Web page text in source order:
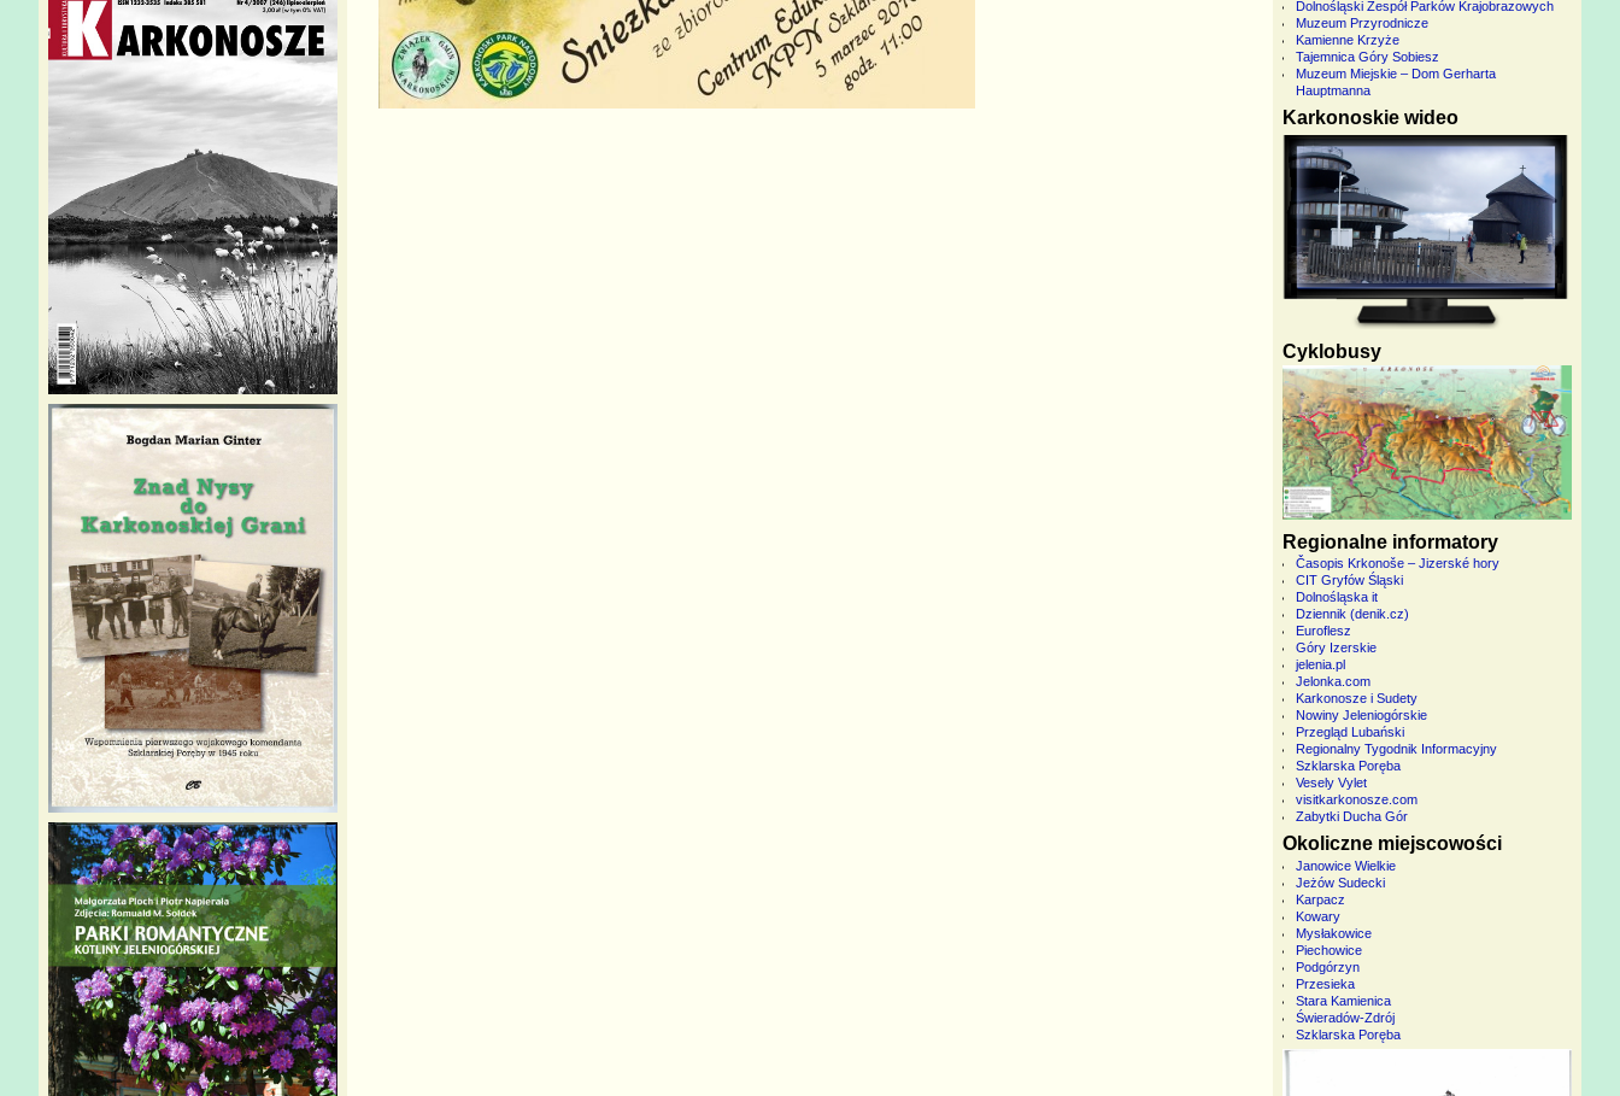
Dolnośląski Zespół Parków Krajobrazowych
Muzeum Przyrodnicze
Kamienne Krzyże
Tajemnica Góry Sobiesz
Muzeum Miejskie – Dom Gerharta
Hauptmanna
Karkonoskie wideo
Cyklobusy
Regionalne informatory
Časopis Krkonoše – Jizerské hory
CIT Gryfów Śląski
Dolnośląska it
Dziennik (denik.cz)
Euroflesz
Góry Izerskie
jelenia.pl
Jelonka.com
Karkonosze i Sudety
Nowiny Jeleniogórskie
Przegląd Lubański
Regionalny Tygodnik Informacyjny
Szklarska Poręba
Vesely Vylet
visitkarkonosze.com
Zabytki Ducha Gór
Okoliczne miejscowości
Janowice Wielkie
Jeżów Sudecki
Karpacz
Kowary
Mysłakowice
Piechowice
Podgórzyn
Przesieka
Stara Kamienica
Świeradów-Zdrój
Szklarska Poręba